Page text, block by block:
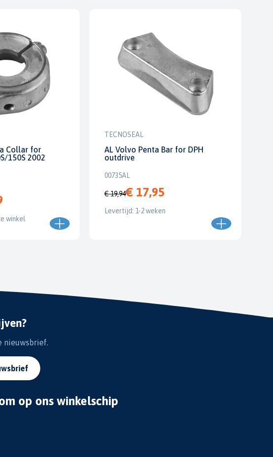
Collar for
150S 2002
winkel
TECNOSEAL
AL Volvo Penta Bar for DPH
outdrive
00735AL
€ 19,94€ 17,95
Levertijd: 1-2 weken
nieuwsbrief.
op ons winkelschip